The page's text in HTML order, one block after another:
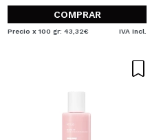
COMPRAR
Precio x 100 gr: 43,32€ IVA Incl.